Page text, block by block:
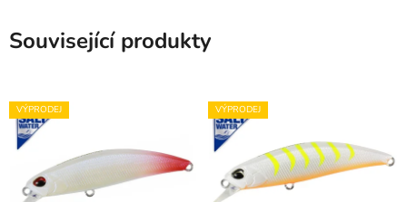
Související produkty
VÝPRODEJ VÝPRODEJ